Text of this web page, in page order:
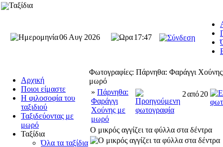
Ταξίδια
06 Αυγ 2026 17:47
Αρχική
Ποιοι είμαστε
Η φιλοσοφία του
ταξιδιού
Ταξιδεύοντας με
μωρό
Ταξίδια
Όλα τα ταξίδια
Φωτογραφίες: Πάρνηθα: Φαράγγι
μωρό
» Πάρνηθα:
Φαράγγι
Χούνης με
μωρό
2από20
Ο μικρός αγγίζει τα φύλλα στα δέντρα